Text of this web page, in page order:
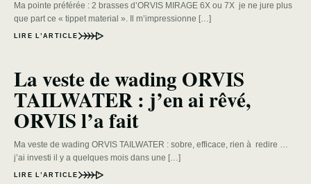
Ma pointe préférée : 2 brasses d’ORVIS MIRAGE 6X ou 7X je ne jure plus
que part ce « tippet material ». Il m’impressionne […]
LIRE L’ARTICLE
La veste de wading ORVIS
TAILWATER : j’en ai rêvé,
ORVIS l’a fait
Ma veste de wading ORVIS TAILWATER : sobre, efficace, rien à redire …
j’ai investi il y a quelques mois dans une […]
LIRE L’ARTICLE